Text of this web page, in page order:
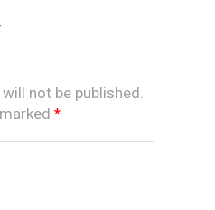
not be published.
*